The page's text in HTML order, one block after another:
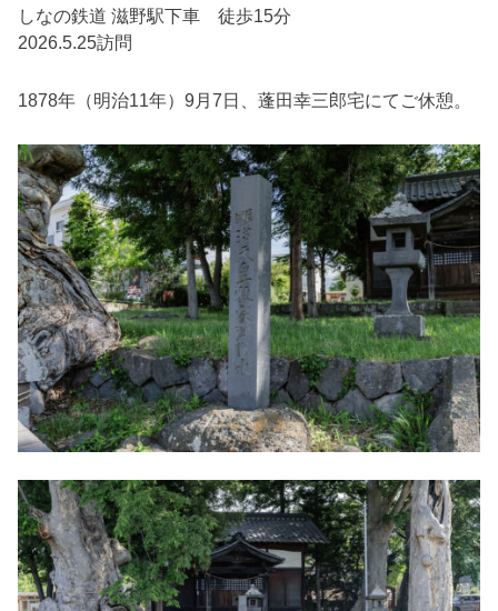
しなの鉄道 滋野駅下車 徒歩15分
2026.5.25訪問
1878年（明治11年）9月7日、蓬田幸三郎宅にてご休憩。